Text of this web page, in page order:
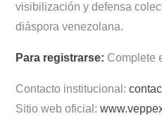
visibilización y defensa
diáspora venezolana.
Para registrarse: Complete
Contacto institucional:
Sitio web oficial: